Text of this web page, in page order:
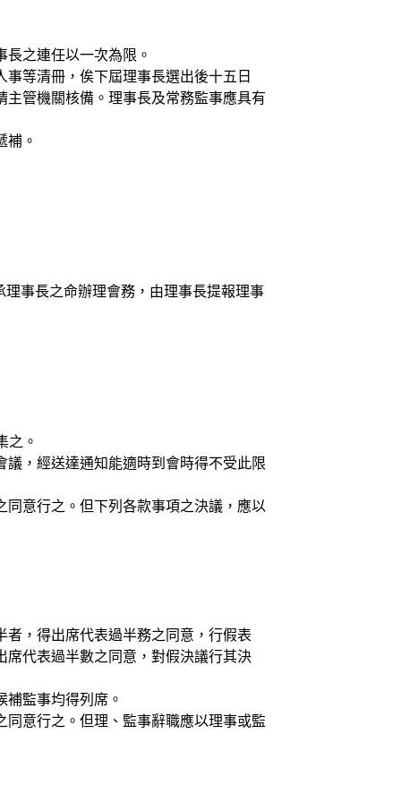
之連任以一次為限。
等清冊，俟下屆理事長選出後十五日
管機關核備。理事長及常務監事應具有
補。
事長之命辦理會務，由理事長提報理事
之。
，經送達通知能適時到會時得不受此限
意行之。但下列各款事項之決議，應以
，得出席代表過半務之同意，行假表
代表過半數之同意，對假決議行其決
監事均得列席。
意行之。但理、監事辭職應以理事或監